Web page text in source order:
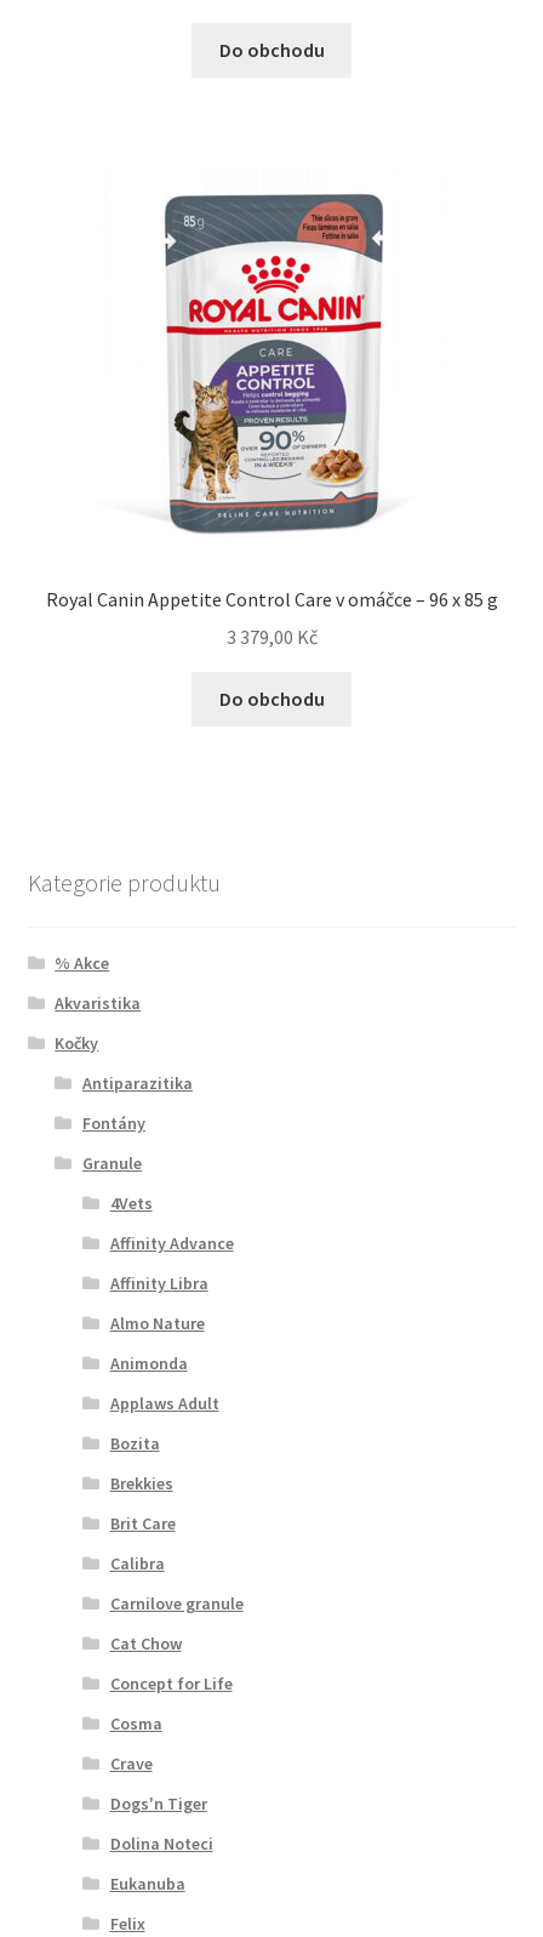
Do obchodu
Royal Canin Appetite Control Care v omáčce – 96 x 85 g
3 379,00 Kč
Do obchodu
Kategorie produktu
% Akce
Akvaristika
Kočky
Antiparazitika
Fontány
Granule
4Vets
Affinity Advance
Affinity Libra
Almo Nature
Animonda
Applaws Adult
Bozita
Brekkies
Brit Care
Calibra
Carnilove granule
Cat Chow
Concept for Life
Cosma
Crave
Dogs'n Tiger
Dolina Noteci
Eukanuba
Felix